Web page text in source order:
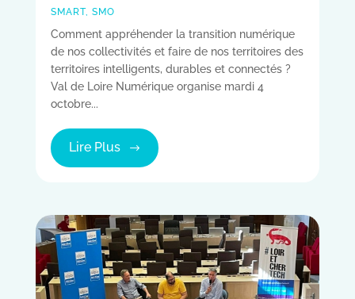
SMART, SMO
Comment appréhender la transition numérique
de nos collectivités et faire de nos territoires des
territoires intelligents, durables et connectés ?
Val de Loire Numérique organise mardi 4
octobre...
Lire Plus